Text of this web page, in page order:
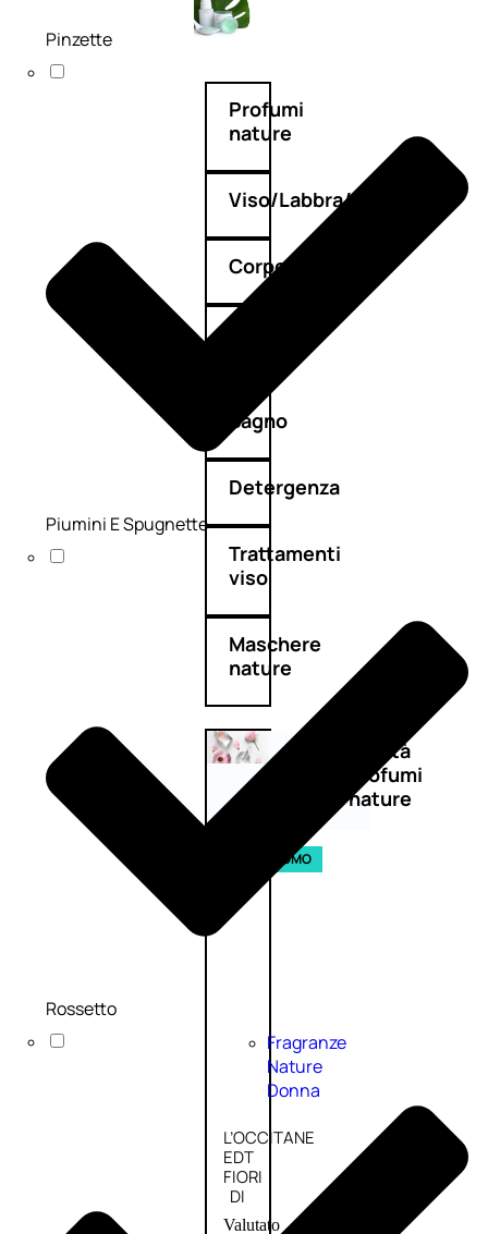
Profumi
nature
Viso/Labbra/Occhi
Corpo
Bagno
Detergenza
Trattamenti
viso
Maschere
nature
Novità
profumi
nature
PROMO
Fragranze
Nature
Donna
L’OCCITANE
EDT
FIORI
DI
Valutato
Pinzette
Piumini E Spugnette
Rossetto